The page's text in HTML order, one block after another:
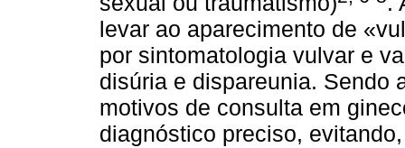
levar ao aparecimento de
por sintomatologia vulvar e
disúria e dispareunia. Sendo
motivos de consulta em
diagnóstico preciso,